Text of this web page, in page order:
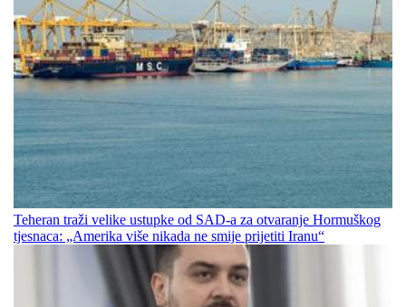
Teheran traži velike ustupke od SAD-a za otvaranje Hormuškog
tjesnaca: „Amerika više nikada ne smije prijetiti Iranu“